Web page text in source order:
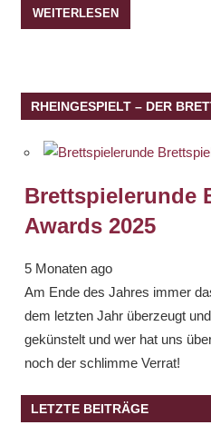
WEITERLESEN
RHEINGESPIELT – DER
Brettspielerunde
Awards 2025
5 Monaten ago
Am Ende des Jahres immer
dem letzten Jahr überzeugt
gekünstelt und wer hat uns
noch der schlimme Verrat!
LETZTE BEITRÄGE